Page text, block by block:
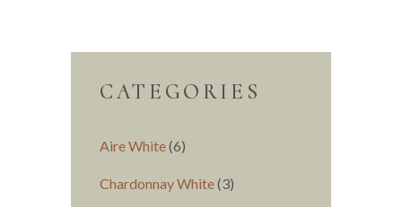
CATEGORIES
Aire White(6)
Chardonnay White(3)